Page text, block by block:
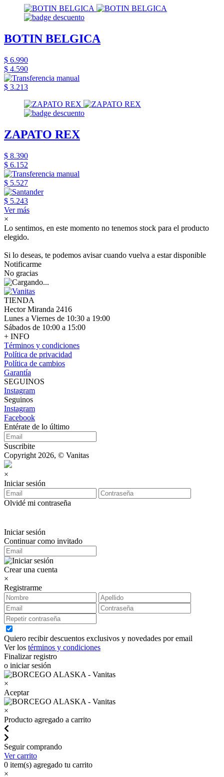
BOTIN BELGICA
$ 6.990
$ 4.590
$ 3.213
ZAPATO REX
$ 8.390
$ 6.152
$ 5.527
$ 5.243
Ver más
×
Lo sentimos, en este momento no tenemos stock para el producto
elegido.
Si lo deseas, te podemos avisar cuando vuelva a estar disponible
Notificarme
No gracias
TIENDA
Hector Miranda 2416
Lunes a Viernes de 10:30 a 19:00
Sábados de 10:00 a 15:00
+ INFO
Términos y condiciones
Política de privacidad
Política de cambios
Garantía
SEGUINOS
Instagram
Seguinos
Instagram
Facebook
Entérate de lo último
Suscribite
Copyright 2026, © Vanitas
×
Iniciar sesión
Olvidé mi contraseña
Iniciar sesión
Continuar como invitado
Crear una cuenta
×
Registrarme
Quiero recibir descuentos exclusivos y novedades por email
Ver los términos y condiciones
Finalizar registro
o iniciar sesión
×
Aceptar
×
Producto agregado a carrito
Seguir comprando
Ver carrito
0 item(s) agregado tu carrito
×